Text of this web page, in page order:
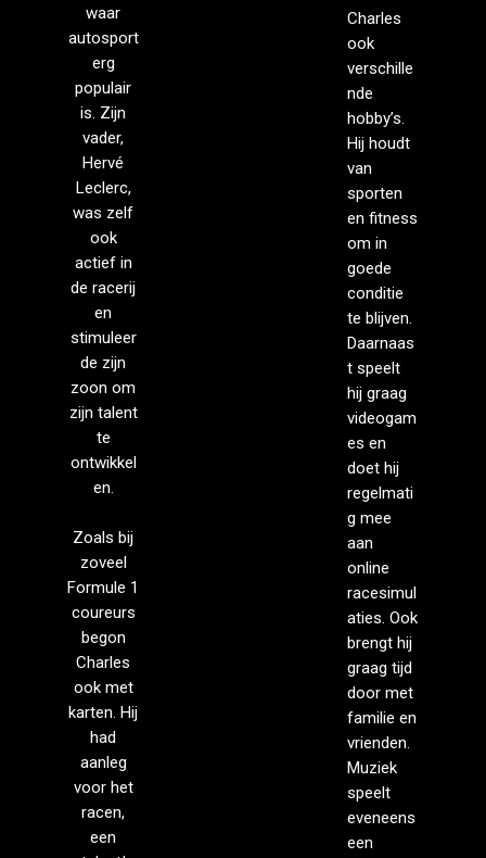
waar
autosport
erg
populair
is. Zijn
vader,
Hervé
Leclerc,
was zelf
ook
actief in
de racerij
en
stimuleer
de zijn
zoon om
zijn talent
te
ontwikkel
en.
Zoals bij
zoveel
Formule 1
coureurs
begon
Charles
ook met
karten. Hij
had
aanleg
voor het
racen,
een
Charles
ook
verschille
nde
hobby’s.
Hij houdt
van
sporten
en fitness
om in
goede
conditie
te blijven.
Daarnaas
t speelt
hij graag
videogam
es en
doet hij
regelmati
g mee
aan
online
racesimul
aties. Ook
brengt hij
graag tijd
door met
familie en
vrienden.
Muziek
speelt
eveneens
een